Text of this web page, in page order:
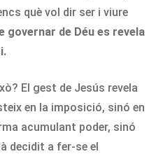
què vol dir ser i viure
governar de Déu es revela
El gest de Jesús revela
en la imposició, sinó en
acumulant poder, sinó
decidit a fer-se el